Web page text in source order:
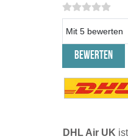
DHL Air UK